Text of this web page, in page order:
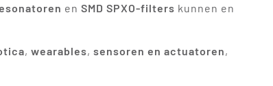
enSMD SPXO-filters kunnen en
,wearables,sensoren en actuatoren,